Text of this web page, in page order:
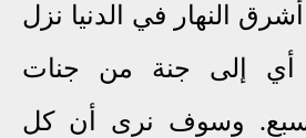
النهار في الدنيا نزل
أي إلى جنة من جنات
. وسوف نرى أن كل